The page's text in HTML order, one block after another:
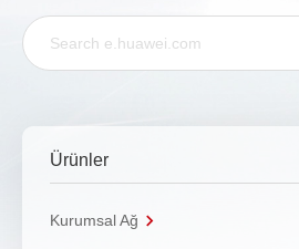
Ürünler
Kurumsal Ağ